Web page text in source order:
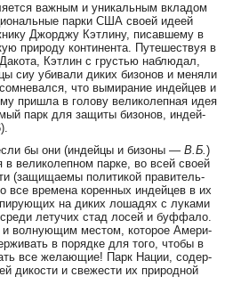
важ­ным и уни­каль­ным вкла­дом
пар­ки США сво­ей иде­ей
Джорд­жу Кэт­ли­ну, пи­сав­ше­му в
при­ро­ду кон­ти­нен­та. Пу­те­ше­ст­вуя в
Кэт­лин с грустью наб­лю­дал,
сиу уби­ва­ли ди­ких би­зо­нов и ме­ня­ли
что вы­ми­ра­ние ин­дей­цев и
приш­ла в го­ло­ву ве­ли­ко­леп­ная идея
парк для за­щи­ты би­зо­нов, ин­дей­
бы они (ин­дей­цы и би­зо­ны — В.Б.)
ве­ли­ко­леп­ном пар­ке, во всей сво­ей
(за­щи­ща­е­мы по­ли­ти­кой пра­ви­тель­
все вре­ме­на ко­рен­ных ин­дей­цев в их
на ди­ких ло­ша­дях с лу­ка­ми
ле­ту­чих стад ло­сей и буф­фа­ло.
и вол­ну­ю­щим мес­том, ко­то­рое Аме­ри­
в по­ряд­ке для то­го, что­бы в
все же­ла­ю­щие! Парк На­ции, со­дер­
ди­кос­ти и све­жес­ти их при­род­ной